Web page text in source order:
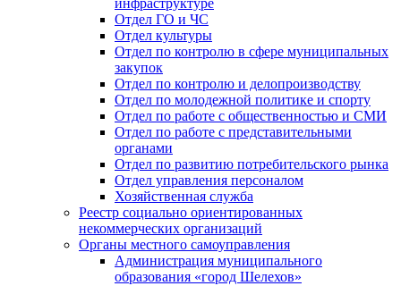
Отдел ГО и ЧС
Отдел культуры
Отдел по контролю в сфере муниципальных
закупок
Отдел по контролю и делопроизводству
Отдел по молодежной политике и спорту
Отдел по работе с общественностью и СМИ
Отдел по работе с представительными
органами
Отдел по развитию потребительского рынка
Отдел управления персоналом
Хозяйственная служба
Реестр социально ориентированных
некоммерческих организаций
Органы местного самоуправления
Администрация муниципального
образования «город Шелехов»